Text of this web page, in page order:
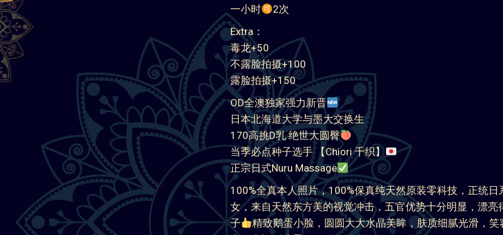
一小时
2次
Extra：
毒龙+50
不露脸拍摄+100
露脸拍摄+150
OD全澳独家强力新晋
日本北海道大学与墨大交换生
170高挑D乳 绝世大圆臀
当季必点种子选手 【Chiori 千织】
正宗日式Nuru Massage
100%全真本人照片，100%保真纯天然原装零科技，正统日
女，来自天然东方美的视觉冲击，五官优势十分明显，漂亮
子
精致鹅蛋小脸，圆圆大大水晶美眸，肤质细腻光滑，笑